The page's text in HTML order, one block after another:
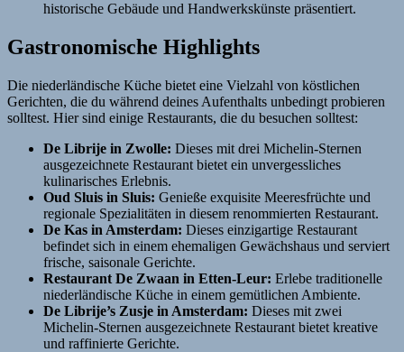
historische Gebäude und Handwerkskünste präsentiert.
Gastronomische Highlights
Die niederländische Küche bietet eine Vielzahl von köstlichen
Gerichten, die du während deines Aufenthalts unbedingt probieren
solltest. Hier sind einige Restaurants, die du besuchen solltest:
De Librije in Zwolle: Dieses mit drei Michelin-Sternen
ausgezeichnete Restaurant bietet ein unvergessliches
kulinarisches Erlebnis.
Oud Sluis in Sluis: Genieße exquisite Meeresfrüchte und
regionale Spezialitäten in diesem renommierten Restaurant.
De Kas in Amsterdam: Dieses einzigartige Restaurant
befindet sich in einem ehemaligen Gewächshaus und serviert
frische, saisonale Gerichte.
Restaurant De Zwaan in Etten-Leur: Erlebe traditionelle
niederländische Küche in einem gemütlichen Ambiente.
De Librije’s Zusje in Amsterdam: Dieses mit zwei
Michelin-Sternen ausgezeichnete Restaurant bietet kreative
und raffinierte Gerichte.